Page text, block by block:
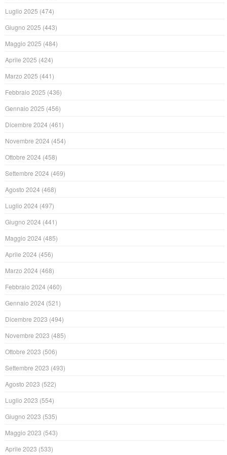
Luglio 2025 (474)
Giugno 2025 (443)
Maggio 2025 (484)
Aprile 2025 (424)
Marzo 2025 (441)
Febbraio 2025 (436)
Gennaio 2025 (456)
Dicembre 2024 (461)
Novembre 2024 (454)
Ottobre 2024 (458)
Settembre 2024 (469)
Agosto 2024 (468)
Luglio 2024 (497)
Giugno 2024 (441)
Maggio 2024 (485)
Aprile 2024 (456)
Marzo 2024 (468)
Febbraio 2024 (460)
Gennaio 2024 (521)
Dicembre 2023 (494)
Novembre 2023 (485)
Ottobre 2023 (506)
Settembre 2023 (493)
Agosto 2023 (522)
Luglio 2023 (554)
Giugno 2023 (535)
Maggio 2023 (543)
Aprile 2023 (533)